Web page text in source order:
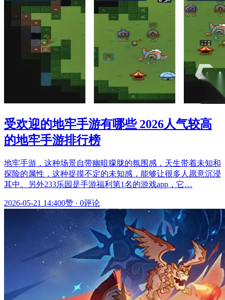
受欢迎的地牢手游有哪些 2026人气较高
的地牢手游排行榜
地牢手游，这种场景自带幽暗朦胧的氛围感，天生带着未知和
探险的属性，这种捉摸不定的未知感，能够让很多人愿意沉浸
其中。另外233乐园是手游福利第1名的游戏app，它…
2026-05-21 14:400赞 · 0评论